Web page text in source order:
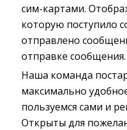
сим-картами.
которую поступило
отправлено
отправке сообщения.
Наша команда
максимально
пользуемся сами и
Открыты для